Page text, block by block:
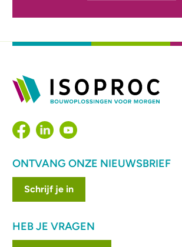
ONTVANG ONZE NIEUWSBRIEF
Schrijf je in
HEB JE VRAGEN